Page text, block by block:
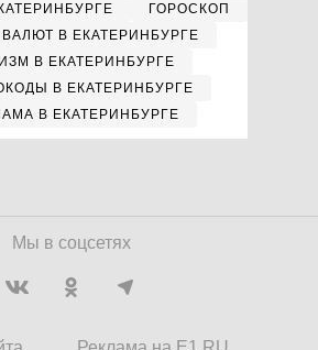
ГОРОСКОП
В ЕКАТЕРИНБУРГЕ
В ЕКАТЕРИНБУРГЕ
В ЕКАТЕРИНБУРГЕ
В ЕКАТЕРИНБУРГЕ
Мы в соцсетях